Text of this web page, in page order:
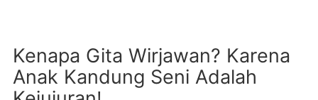
Kenapa Gita Wirjawan? Karena
Anak Kandung Seni Adalah